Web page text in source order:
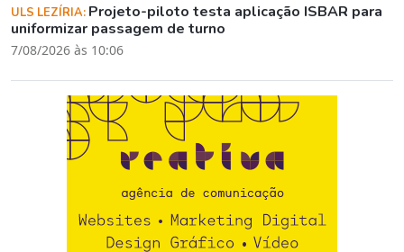
ULS LEZÍRIA: Projeto-piloto testa aplicação ISBAR para
uniformizar passagem de turno
7/08/2026 às 10:06